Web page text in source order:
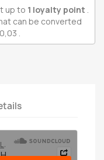
up to 1 loyalty point .
can be converted
.